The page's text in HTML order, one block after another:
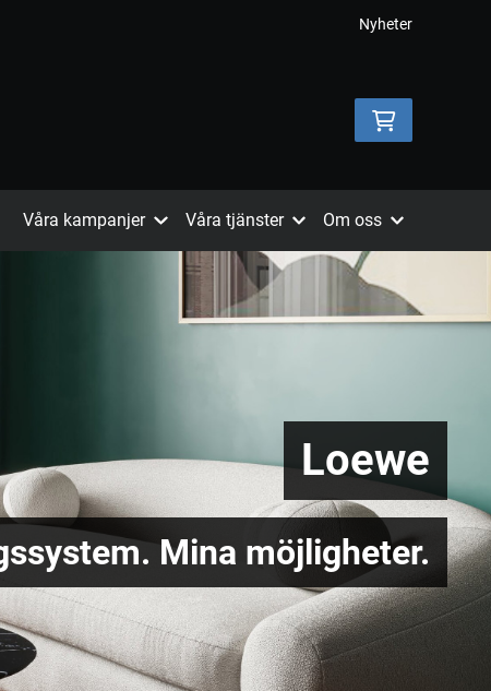
Nyheter
Våra kampanjer Våra tjänster Om oss
Loewe
Mina möjligheter.